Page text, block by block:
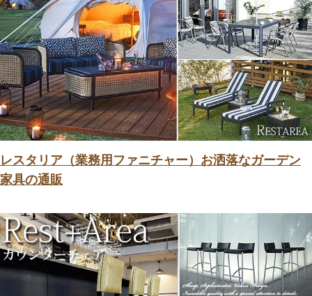
レスタリア（業務用ファニチャー）お洒落なガーデン
家具の通販